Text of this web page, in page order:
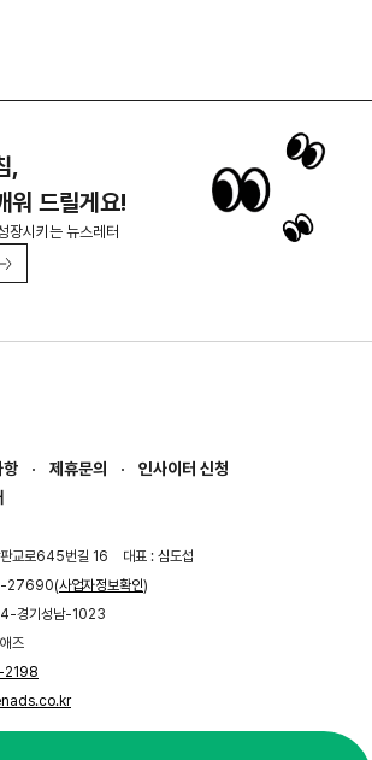
,
워 드릴게요!
시키는 뉴스레터
항 제휴문의
인사이터 신청
판교로645번길 16
대표 : 심도섭
27690(사업자정보확인)
경기성남-1023
즈
2198